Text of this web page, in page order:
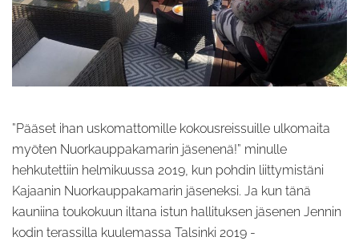
”Pääset ihan uskomattomille kokousreissuille ulkomaita
myöten Nuorkauppakamarin jäsenenä!” minulle
hehkutettiin helmikuussa 2019, kun pohdin liittymistäni
Kajaanin Nuorkauppakamarin jäseneksi. Ja kun tänä
kauniina toukokuun iltana istun hallituksen jäsenen Jennin
kodin terassilla kuulemassa Talsinki 2019 -